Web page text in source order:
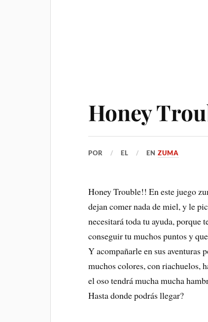
Honey
POR EL ENZUMA
Honey Trouble!! En este juego
dejan comer nada de miel, y le
necesitará toda tu ayuda, porque
conseguir tu muchos puntos y
Y acompañarle en sus aventuras
muchos colores, con riachuelos,
el oso tendrá mucha mucha
Hasta donde podrás llegar?